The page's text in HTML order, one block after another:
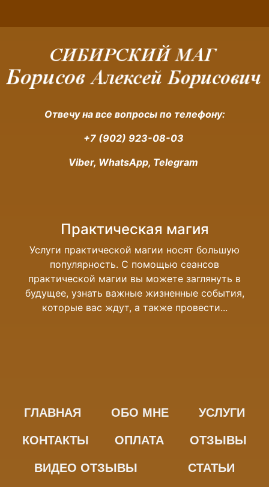
Отвечу на все вопросы по телефону:
+7 (902) 923-08-03
Viber, WhatsApp, Telegram
Практическая магия
Услуги практической магии носят большую
популярность. С помощью сеансов
практической магии вы можете заглянуть в
будущее, узнать важные жизненные события,
которые вас ждут, а также провести...
ГЛАВНАЯ ОБО МНЕ УСЛУГИ
КОНТАКТЫ ОПЛАТА ОТЗЫВЫ
ВИДЕО ОТЗЫВЫ СТАТЬИ